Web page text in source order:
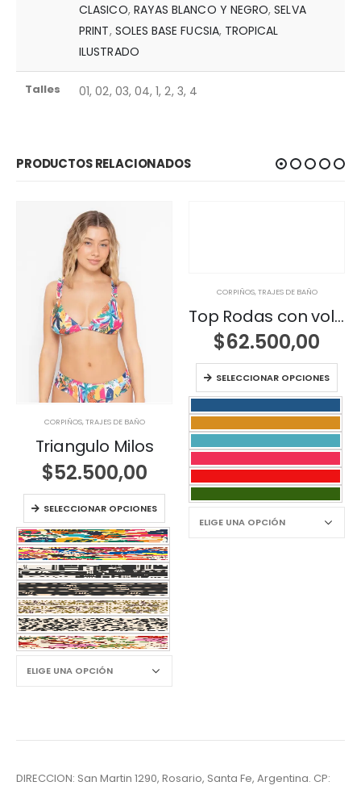
CLASICO, RAYAS BLANCO Y NEGRO,SELVA
PRINT, SOLES BASE FUCSIA, TROPICAL
ILUSTRADO
Talles 01, 02, 03, 04, 1, 2, 3, 4
PRODUCTOS RELACIONADOS
CORPIÑOS,TRAJES DE BAÑO
Triangulo Milos
$52.500,00
SELECCIONAR OPCIONES
CORPIÑOS,TRAJES DE BAÑO
Top Rodas con volados en breteles
$62.500,00
SELECCIONAR OPCIONES
DIRECCION: San Martin 1290, Rosario, Santa Fe, Argentina. CP: